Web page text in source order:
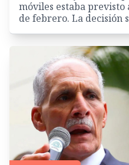
móviles estaba
de febrero. La decisión